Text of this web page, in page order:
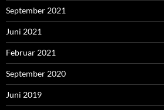
September 2021
Juni 2021
Februar 2021
September 2020
Juni 2019